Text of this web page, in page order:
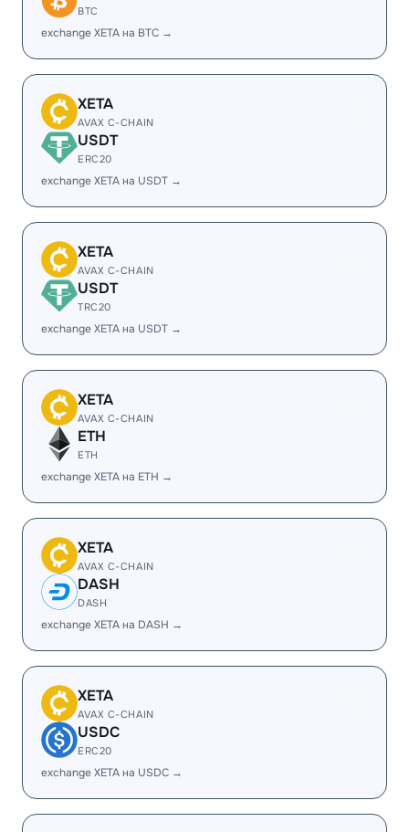
BTC
exchange XETA на BTC →
XETA
AVAX C-CHAIN
USDT
ERC20
exchange XETA на USDT →
XETA
AVAX C-CHAIN
USDT
TRC20
exchange XETA на USDT →
XETA
AVAX C-CHAIN
ETH
ETH
exchange XETA на ETH →
XETA
AVAX C-CHAIN
DASH
DASH
exchange XETA на DASH →
XETA
AVAX C-CHAIN
USDC
ERC20
exchange XETA на USDC →